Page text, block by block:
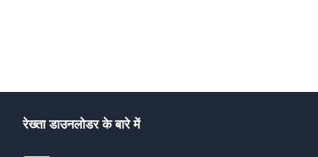
रेख्ता डाउनलोडर के बारे में